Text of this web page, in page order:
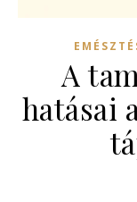
A
hatásai